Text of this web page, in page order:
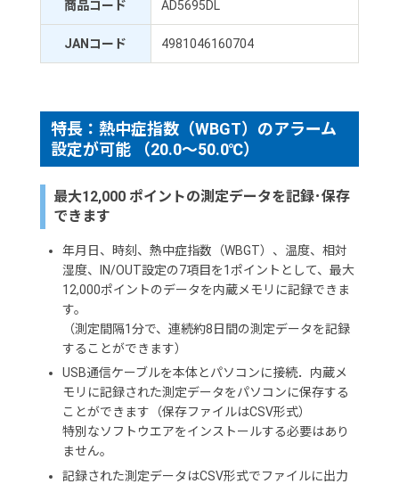
商品コード AD5695DL
JANコード 4981046160704
特長：熱中症指数（WBGT）のアラーム
設定が可能 （20.0～50.0℃）
最大12,000 ポイントの測定データを記録･保存
できます
年月日、時刻、熱中症指数（WBGT）、温度、相対
湿度、IN/OUT設定の7項目を1ポイントとして、最大
12,000ポイントのデータを内蔵メモリに記録できま
す。
（測定間隔1分で、連続約8日間の測定データを記録
することができます）
USB通信ケーブルを本体とパソコンに接続．内蔵メ
モリに記録された測定データをパソコンに保存する
ことができます（保存ファイルはCSV形式）
特別なソフトウエアをインストールする必要はあり
ません。
記録された測定データはCSV形式でファイルに出力